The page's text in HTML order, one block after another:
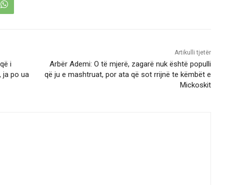
i
ja po ua
Artikulli tjetër
Arbër Ademi: O të mjerë, zagarë nuk është populli
që ju e mashtruat, por ata që sot rrijnë te këmbët e
Mickoskit